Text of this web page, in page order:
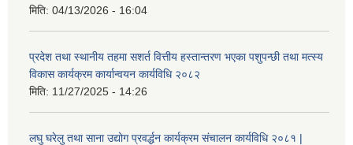
मिति: 04/13/2026 - 16:04
प्रदेश तथा स्थानीय तहमा सशर्त वित्तीय हस्तान्तरण भएका पशुपन्छी तथा मत्स्य
विकास कार्यक्रम कार्यान्वयन कार्यविधि २०८२
मिति: 11/27/2025 - 14:26
लघु घरेलु तथा साना उद्योग प्रवर्द्धन कार्यक्रम संचालन कार्यविधि २०८१ |